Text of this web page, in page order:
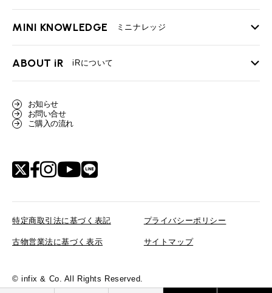
必要書類
BMWミニ買取査定依頼
ローバーミニ買取査定依頼
最近の修理実績
TOP
User's Voice 購入者様の声
Part's Report
MINI KNOWLEDGE ミニナレッジ
TOP
ローバーミニナレッジ
ABOUT iR iRについて
スタッフ紹介
リクルート
お知らせ
お問い合せ
ご購入の流れ
特定商取引法に基づく表記 プライバシーポリシー
古物営業法に基づく表示 サイトマップ
© infix & Co. All Rights Reserved.